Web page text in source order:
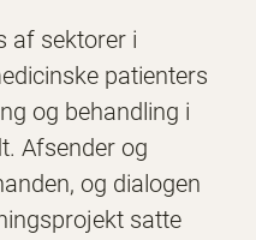
af sektorer i
patienters
og behandling i
Afsender og
og dialogen
satte